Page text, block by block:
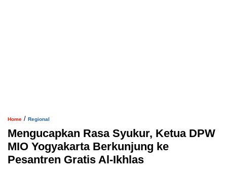
Home / Regional
Mengucapkan Rasa Syukur, Ketua DPW
MIO Yogyakarta Berkunjung ke
Pesantren Gratis Al-Ikhlas